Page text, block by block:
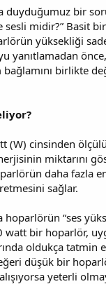
duyduğumuz bir
midir?” Basit
yüksekliği
yanıtlamadan
birlikte
(W) cinsinden
miktarını
daha fazla
sağlar.
hoparlörün “ses
watt bir hoparlör,
oldukça tatmin
düşük bir
yeterli